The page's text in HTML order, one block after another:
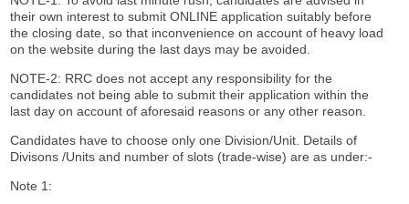
their own interest to submit ONLINE application suitably before
the closing date, so that inconvenience on account of heavy load
on the website during the last days may be avoided.
NOTE-2: RRC does not accept any responsibility for the
candidates not being able to submit their application within the
last day on account of aforesaid reasons or any other reason.
Candidates have to choose only one Division/Unit. Details of
Divisons /Units and number of slots (trade-wise) are as under:-
Note 1: